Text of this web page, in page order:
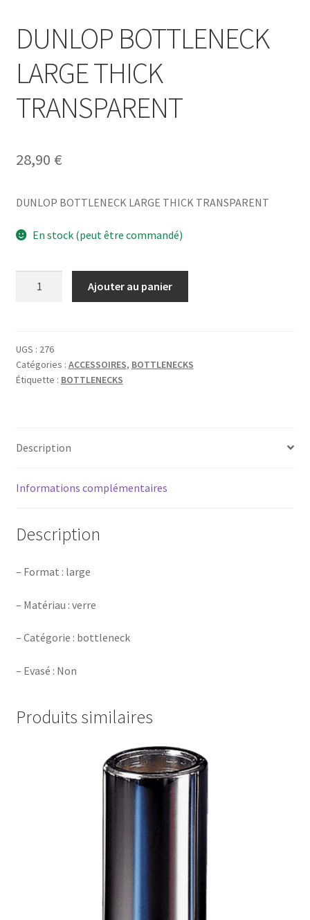
DUNLOP BOTTLENECK
LARGE THICK
TRANSPARENT
28,90 €
DUNLOP BOTTLENECK LARGE THICK TRANSPARENT
En stock (peut être commandé)
LARGE
THICK
TRANSPARENT
Ajouter au panier
UGS : 276
Catégories : ACCESSOIRES, BOTTLENECKS
Étiquette : BOTTLENECKS
Description
Informations complémentaires
Description
– Format : large
– Matériau : verre
– Catégorie : bottleneck
– Evasé : Non
Produits similaires